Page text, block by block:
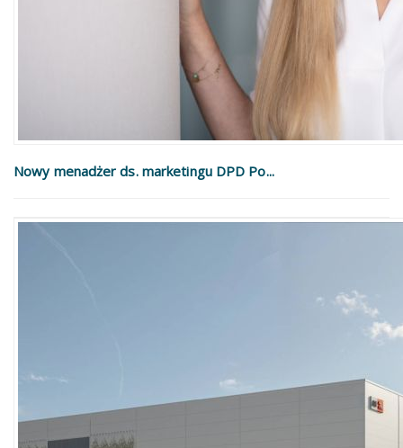
Nowy menadżer ds. marketingu DPD Po...